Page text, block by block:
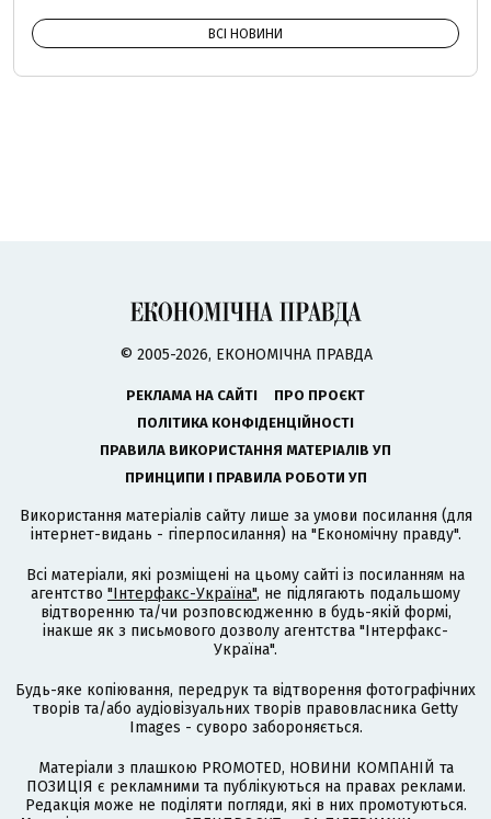
ВСІ НОВИНИ
© 2005-2026, ЕКОНОМІЧНА ПРАВДА
РЕКЛАМА НА САЙТІ
ПРО ПРОЄКТ
ПОЛІТИКА КОНФІДЕНЦІЙНОСТІ
ПРАВИЛА ВИКОРИСТАННЯ МАТЕРІАЛІВ УП
ПРИНЦИПИ І ПРАВИЛА РОБОТИ УП
Використання матеріалів сайту лише за умови посилання (для
інтернет-видань - гіперпосилання) на "Економічну правду".
Всі матеріали, які розміщені на цьому сайті із посиланням на
агентство "Інтерфакс-Україна", не підлягають подальшому
відтворенню та/чи розповсюдженню в будь-якій формі,
інакше як з письмового дозволу агентства "Інтерфакс-
Україна".
Будь-яке копіювання, передрук та відтворення фотографічних
творів та/або аудіовізуальних творів правовласника Getty
Images - суворо забороняється.
Матеріали з плашкою PROMOTED, НОВИНИ КОМПАНІЙ та
ПОЗИЦІЯ є рекламними та публікуються на правах реклами.
Редакція може не поділяти погляди, які в них промотуються.